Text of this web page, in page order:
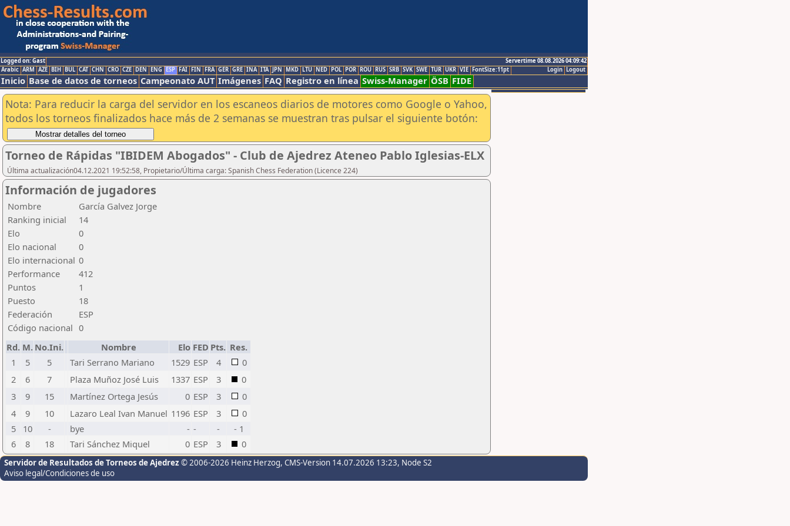
Logged on: Gast
Servertime 08.08.2026 04:09:42
Logout
Login
Arabic ARM AZE BIH BUL CAT CHN CRO CZE DEN ENG ESP FAI FIN FRA GER GRE INA ITA JPN MKD LTU NED POL POR ROU RUS SRB SVK SWE TUR UKR VIE FontSize:11pt
Inicio Base de datos de torneos Campeonato AUT Imágenes FAQ Registro en línea Swiss-Manager ÖSB FIDE
Nota: Para reducir la carga del servidor en los escaneos diarios de motores como Google o Yahoo,
todos los torneos finalizados hace más de 2 semanas se muestran tras pulsar el siguiente botón:
Torneo de Rápidas "IBIDEM Abogados" - Club de Ajedrez Ateneo Pablo Iglesias-ELX
Última actualización04.12.2021 19:52:58, Propietario/Última carga: Spanish Chess Federation (Licence 224)
Información de jugadores
Nombre
García Galvez Jorge
Ranking inicial
14
Elo
0
Elo nacional
0
Elo internacional 0
Performance
412
Puntos
1
Puesto
18
Federación
ESP
Código nacional 0
Rd. M. No.Ini. Nombre Elo FED Pts. Res.
1
5 5 Tari Serrano Mariano 1529 ESP 4
0
2
6 7 Plaza Muñoz José Luis 1337 ESP 3
0
3
9 15 Martínez Ortega Jesús 0 ESP 3
0
4
9 10 Lazaro Leal Ivan Manuel 1196 ESP 3
0
5
10 - bye - - -
- 1
6
8 18 Tari Sánchez Miquel 0 ESP 3 0
Servidor de Resultados de Torneos de Ajedrez © 2006-2026 Heinz Herzog, CMS-Version 14.07.2026 13:23, Node S2
Aviso legal/Condiciones de uso